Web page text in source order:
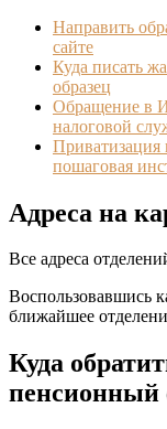
Направить
сайте
Куда писать
образец
Обращение в
налоговой
пошаговая
Адреса на
Все адреса
Воспользовавшись
ближайшее
Куда